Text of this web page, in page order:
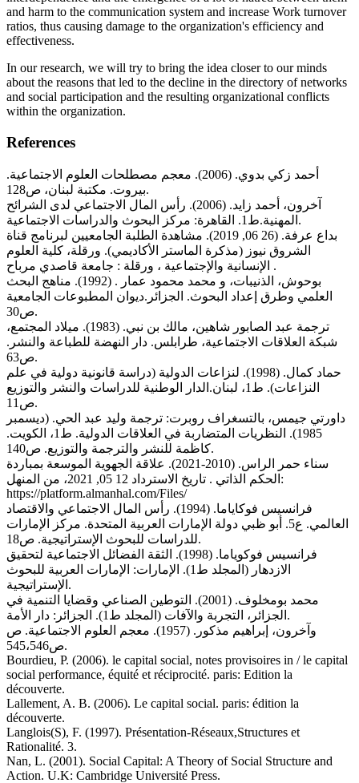
and harm to the communication system and increase Work turnover
ratios, thus causing damage to the organization's efficiency and
effectiveness.
In our research, we will try to bring the idea closer to our minds
about the reasons that led to the decline in the directory of networks
and social participation and the resulting organizational conflicts
within the organization.
References
أحمد زكي بدوي. (2006). معجم مصطلحات العلوم الاجتماعية.
بيروت. مكتبة لبنان، ص128.
آخرون، أحمد زايد. (2006). رأس المال الاجتماعي لدى الشرائح
المهنية.ط1. القاهرة: مركز البحوث والدراسات الاجتماعية.
بداع عرفة. (26 06, 2019). مشاهدة الطلبة الجامعيين لبرنامج قناة
الشروق نيوز (مذكرة الماستر الأكاديمي). ورقلة، كلية العلوم
الإنسانية والإجتماعية ، ورقلة : جامعة قاصدي مرباح .
بوحوش، الذنيبات، و محمد محمود عمار . (1992). مناهج البحث
العلمي وطرق إعداد البحوث. الجزائر.ديوان المطبوعات الجامعية
ص30.
ترجمة عبد الصابور شاهين، مالك بن نبي. (1983). ميلاد المجتمع،
شبكة العلاقات الاجتماعية، طرابلس. دار النهضة للطباعة والنشر.
ص63.
حماد كمال. (1998). لنزاعات الدولية (دراسة قانونية دولية في علم
النزاعات). ط1، لبنان.الدار الوطنية للدراسات والنشر والتوزيع
ص11.
داورتي جيمس، بالتسغراف روبرت: ترجمة وليد عبد الحي. (ديسمبر
1985). النظريات المتضاربة في العلاقات الدولية. ط1، الكويت.
كاظمة للنشر والترجمة والتوزيع. ص140.
سناء حمر الراس. (2010-2021). علاقة الجهوية الموسعة بمباردة
الحكم الذاتي . تاريخ الاسترداد 12 05, 2021، من المنهل:
https://platform.almanhal.com/Files/
فرانسيس فوكاياما. (1994). رأس المال الاجتماعي والاقتصاد
العالمي. ع5. أبو ظبي دولة الإمارات العربية المتحدة. مركز الإمارات
للدراسات للبحوث الإستراتيجية. ص18.
فرانسيس فوكوياما. (1998). الثقة الفضائل الاجتماعية لتحقيق
الازدهار (المجلد ط1). الإمارات: الإمارات العربية للبحوث
الإستراتيجية.
محمد بومخلوف. (2001). التوطين الصناعي وقضايا التنمية في
الجزائر، التجربة والآفات (المجلد ط1). الجزائر: دار الأمة.
وآخرون، إبراهيم مذكور. (1957). معجم العلوم الاجتماعية. ص
ص545،546.
Bourdieu, P. (2006). le capital social, notes provisoires in / le capital
social performance, équité et réciprocité. paris: Edition la
découverte.
Lallement, A. B. (2006). Le capital social. paris: édition la
découverte.
Langlois(S), F. (1997). Présentation-Réseaux,Structures et
Rationalité. 3.
Nan, L. (2001). Social Capital: A Theory of Social Structure and
Action. U.K: Cambridge Université Press.